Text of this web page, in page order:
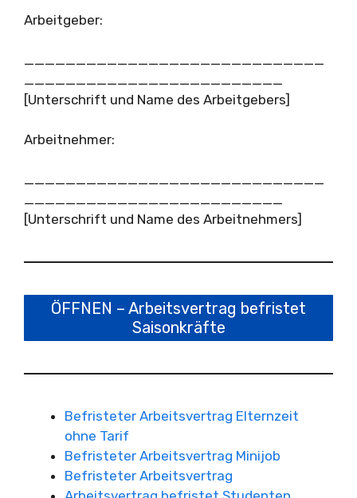
Arbeitgeber:
_____________________________
_________________________
[Unterschrift und Name des Arbeitgebers]
Arbeitnehmer:
_____________________________
_________________________
[Unterschrift und Name des Arbeitnehmers]
ÖFFNEN – Arbeitsvertrag befristet
Saisonkräfte
Befristeter Arbeitsvertrag Elternzeit
ohne Tarif
Befristeter Arbeitsvertrag Minijob
Befristeter Arbeitsvertrag